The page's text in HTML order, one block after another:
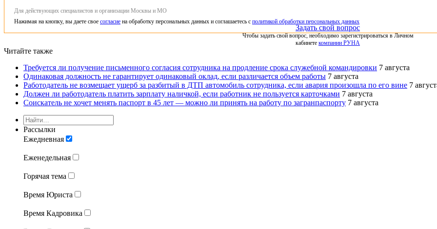
Для действующих специалистов и организации Москвы и МО
Нажимая на кнопку, вы даете свое согласие на обработку персональных данных и соглашаетесь с политикой обработки персональных данных
Задать свой вопрос
Чтобы задать свой вопрос, необходимо зарегистрироваться в Личном
кабинете компании РУНА
Читайте также
Требуется ли получение письменного согласия сотрудника на продление срока служебной командировки 7 августа
Одинаковая должность не гарантирует одинаковый оклад, если различается объем работы 7 августа
Работодатель не возмещает ущерб за разбитый в ДТП автомобиль сотрудника, если авария произошла по его вине 7
Должен ли работодатель платить зарплату наличкой, если работник не пользуется карточками 7 августа
Соискатель не хочет менять паспорт в 45 лет — можно ли принять на работу по загранпаспорту 7 августа
Рассылки
Ежедневная
Еженедельная
Горячая тема
Время Юриста
Время Кадровика